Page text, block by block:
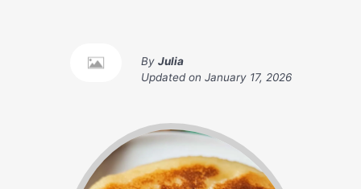
By Julia
Updated on January 17, 2026